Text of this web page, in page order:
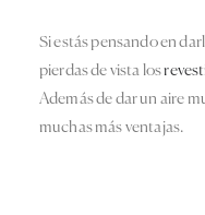
Si estás pensando en
pierdas de vista los
Además de dar un aire
muchas más ventajas.